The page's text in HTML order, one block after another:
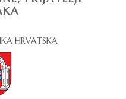
HRVATSKA